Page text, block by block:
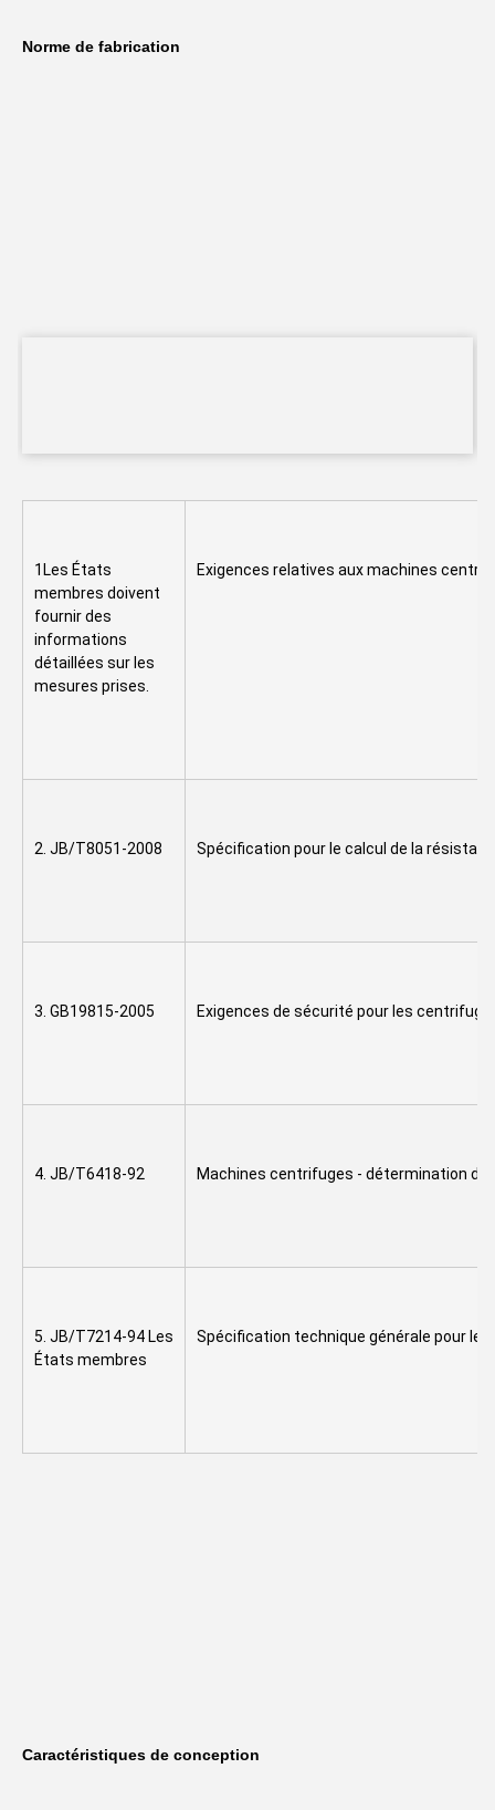
Norme de fabrication
1Les États
membres doivent
fournir des
informations
détaillées sur les
mesures prises.
Exigences relatives aux machines
2. JB/T8051-2008 Spécification pour le calcul de la
3. GB19815-2005 Exigences de sécurité pour les
4. JB/T6418-92 Machines centrifuges - détermination de
5. JB/T7214-94 Les
États membres
Spécification technique générale pour
Caractéristiques de conception